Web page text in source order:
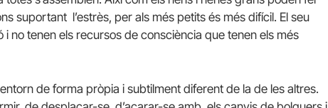
suportant l’estrès, per als més petits és més difícil. El seu
no tenen els recursos de consciència que tenen els més
de forma pròpia i subtilment diferent de la de les altres.